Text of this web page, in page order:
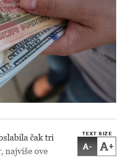
TEXT SIZE
- +
čak tri
najviše ove